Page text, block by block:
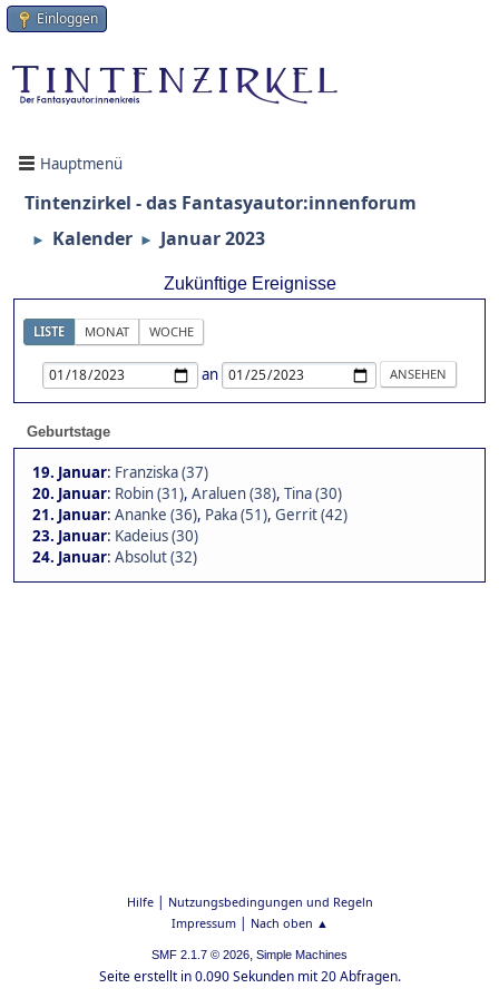
Einloggen
Hauptmenü
Tintenzirkel - das Fantasyautor:innenforum
► Kalender ► Januar 2023
Zukünftige Ereignisse
LISTE MONAT WOCHE
an
Geburtstage
19. Januar: Franziska (37)
20. Januar: Robin (31), Araluen (38), Tina (30)
21. Januar: Ananke (36), Paka (51), Gerrit (42)
23. Januar: Kadeius (30)
24. Januar: Absolut (32)
Hilfe| Nutzungsbedingungen und Regeln
Impressum| Nach oben ▲
SMF 2.1.7 © 2026, Simple Machines
Seite erstellt in 0.090 Sekunden mit 20 Abfragen.